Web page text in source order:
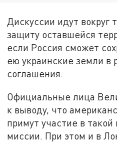
Дискуссии идут вокруг
защиту оставшейся
если Россия сможет
ею украинские земли в
соглашения.
Официальные лица
к выводу, что
примут участие в
миссии. При этом и в